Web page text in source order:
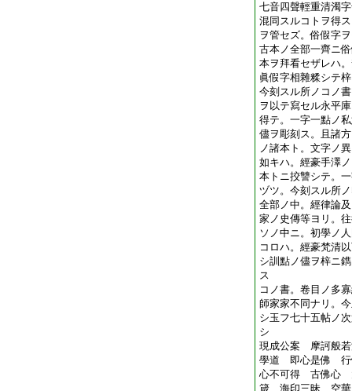
七音四聲輕重清濁
混同スルコトヲ得
ヲ管セズ。俗假字
古本ノ全部一齊ニ
本ヲ拜看セザレハ
眞假字相雜糅シテ
今刻スル所ノコノ
ヲ以テ寫セル永平
得テ。一字一點ノ
儘ヲ彫刻ス。且諸
ノ諸本ト。文字ノ
如キハ。經豪手澤
本トニ挍讐シテ。
ヅツ。今刻スル所
全部ノ中。經律論
家ノ史傳等ヨリ。
ソノ中ニ。初學ノ
コロハ。經豪梵清
シ訓點ノ儘ヲ梓ニ
ス
コノ書。卷目ノ多
師家家不同ナリ。
シ玉フ七十五帖ノ
シ
現成公案 摩訶般
學道 即心是佛
心不可得 古佛心
箴 海印三昧 空